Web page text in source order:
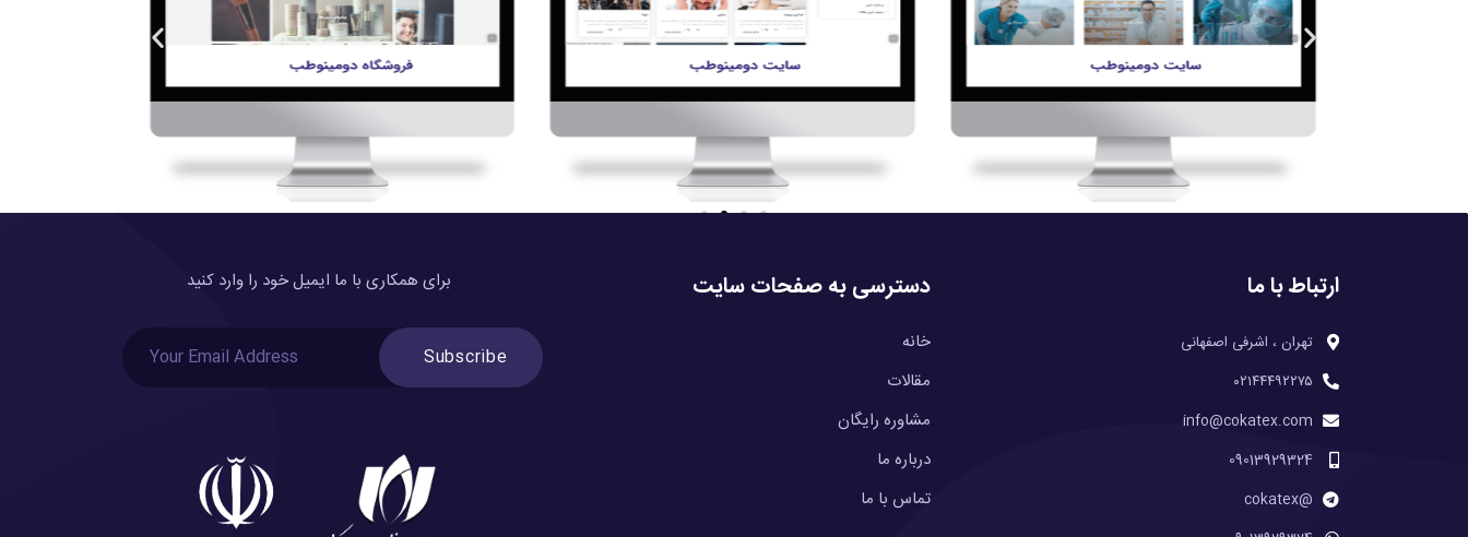
ارتباط با ما
تهران ، اشرفی اصفهانی
۰۲۱۴۴۴۹۲۲۷۵
info@cokatex.com
09013929324
@cokatex
دسترسی به صفحات سایت
خانه
مقالات
مشاوره رایگان
درباره ما
تماس با ما
برای همکاری با ما ایمیل خود را وارد کنید